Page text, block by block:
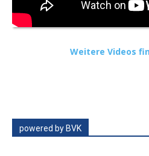
Weitere Videos
powered by BVK